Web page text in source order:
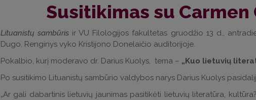
Susitikimas su Carmen
Lituanistų sambūris ir VU Filologijos fakultetas gruodžio 13 d.,
Dugo. Renginys vyko Kristijono Donelaičio auditorijoje.
Pokalbio, kurį moderavo dr. Darius Kuolys, tema – „Kuo lietuvių
Po susitikimo Lituanistų sambūrio valdybos narys Darius Kuolys
„Ar gali dabartinis lietuvių jaunimas pasitikėti lietuvių literatūra,